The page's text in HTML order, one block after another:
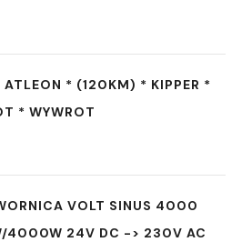
ATLEON * (120KM) * KIPPER *
* WYWROT
VOLT SINUS 4000
4000W 24V DC -> 230V AC